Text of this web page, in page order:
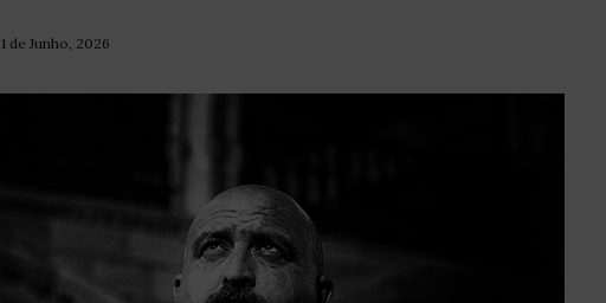
1 de Junho, 2026